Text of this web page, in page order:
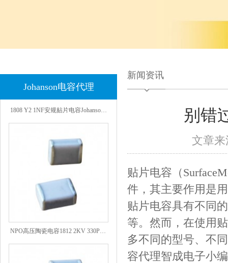
Johanson电容代理
新闻资讯
别错
文章
贴片电容（
件，其主要作用是
贴片电容具有不同
等。然而，在使用
多不同的型号、不
容代理智成电子小